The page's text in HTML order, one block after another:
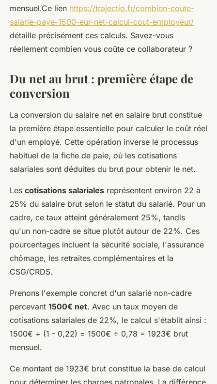
mensuel.Ce lien https://trajectio.fr/combien-coute-
salarie-paye-1500-eur-net-calcul-cout-employeur/
détaille précisément ces calculs. Savez-vous
réellement combien vous coûte ce collaborateur ?
Du net au brut : première étape de
conversion
La conversion du salaire net en salaire brut constitue
la première étape essentielle pour calculer le coût réel
d'un employé. Cette opération inverse le processus
habituel de la fiche de paie, où les cotisations
salariales sont déduites du brut pour obtenir le net.
Les cotisations salariales représentent environ 22 à
25% du salaire brut selon le statut du salarié. Pour un
cadre, ce taux atteint généralement 25%, tandis
qu'un non-cadre se situe plutôt autour de 22%. Ces
pourcentages incluent la sécurité sociale, l'assurance
chômage, les retraites complémentaires et la
CSG/CRDS.
Prenons l'exemple concret d'un salarié non-cadre
percevant 1500€ net. Avec un taux moyen de
cotisations salariales de 22%, le calcul s'établit ainsi :
1500€ ÷ (1 - 0,22) = 1500€ ÷ 0,78 = 1923€ brut
mensuel.
Ce montant de 1923€ brut constitue la base de calcul
pour déterminer les charges patronales. La différence